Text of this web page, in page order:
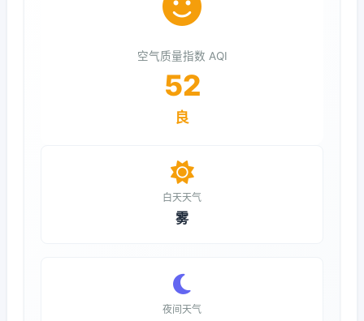
空气质量指数 AQI
52
良
白天天气
雾
夜间天气